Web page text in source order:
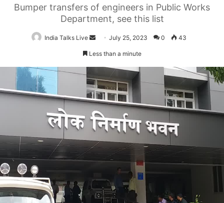
Bumper transfers of engineers in Public Works
Department, see this list
India Talks Live
SendJuly 25, 2023 0 43
Less than a minute